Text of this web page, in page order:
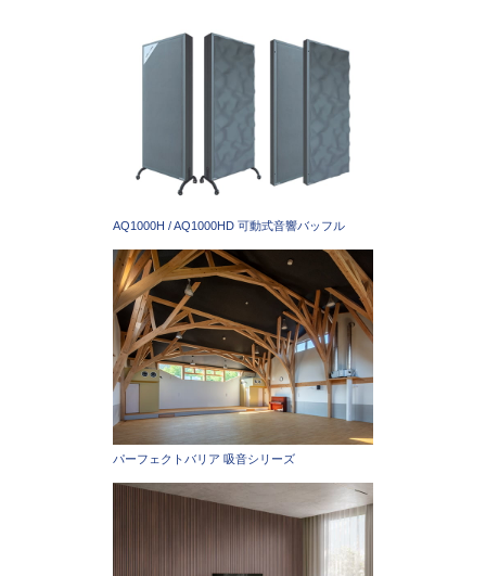
AQ1000H / AQ1000HD 可動式音響バッフル
パーフェクトバリア 吸音シリーズ